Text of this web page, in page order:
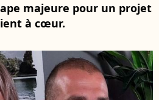
majeure pour un projet
à cœur.